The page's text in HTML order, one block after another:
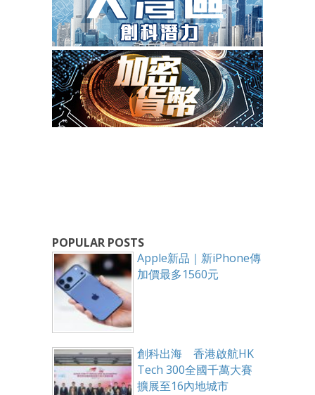
POPULAR POSTS
Apple新品｜新iPhone傳
加價最多1560元
創科出海 香港啟航HK
Tech 300全國千萬大賽
擴展至16內地城市